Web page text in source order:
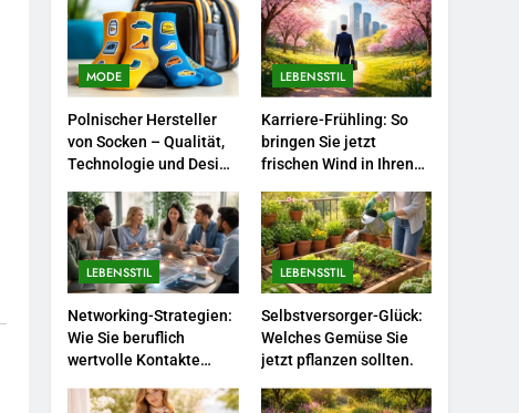
7
Berufliche
Neuorientierung: Mut zum
Quereinstieg in der neuen
Saison.
LEBENSSTIL
8
Farbenpracht statt
Wintergrau: So
kombinieren Sie
Pastelltöne in diesem
Jahr.
MODE
1
Polnischer Hersteller von
Socken – Qualität,
Technologie und Design in
einem
2
MODE
Polnischer Hersteller
von Socken – Qualität,
Technologie und Design
LEBENSSTIL
Karriere-Frühling: So
bringen Sie jetzt
frischen Wind in Ihren
LEBENSSTIL
Networking-Strategien:
Wie Sie beruflich
wertvolle Kontakte
LEBENSSTIL
Selbstversorger-Glück:
Welches Gemüse Sie
jetzt pflanzen sollten.